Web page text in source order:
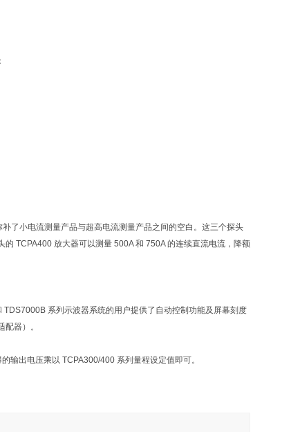
了小电流测量产品与超高电流测量产品之间的空白。这三个探头
TCPA400 放大器可以测量 500A 和 750A 的连续直流电流，降额
系列示波器系统的用户提供了自动控制功能及屏幕刻度
配器）。
输出电压乘以 TCPA300/400 系列量程设定值即可。